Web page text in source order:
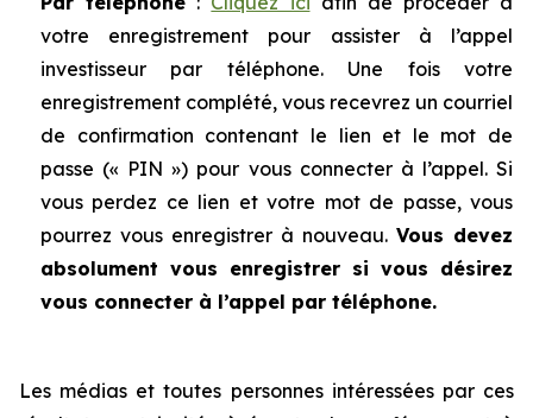
votre enregistrement pour assister à l’appel
investisseur par téléphone. Une fois votre
enregistrement complété, vous recevrez un courriel
de confirmation contenant le lien et le mot de
passe (« PIN ») pour vous connecter à l’appel. Si
vous perdez ce lien et votre mot de passe, vous
pourrez vous enregistrer à nouveau. Vous devez
absolument vous enregistrer si vous désirez
vous connecter à l’appel par téléphone.
Les médias et toutes personnes intéressées par ces